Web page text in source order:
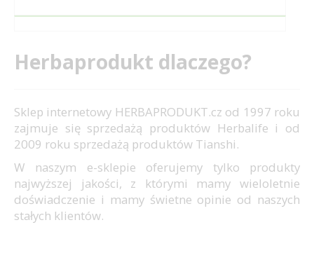
Herbaprodukt dlaczego?
Sklep internetowy HERBAPRODUKT.cz od 1997 roku
zajmuje się sprzedażą produktów Herbalife i od
2009 roku sprzedażą produktów Tianshi.
W naszym e-sklepie oferujemy tylko produkty
najwyższej jakości, z którymi mamy wieloletnie
doświadczenie i mamy świetne opinie od naszych
stałych klientów.